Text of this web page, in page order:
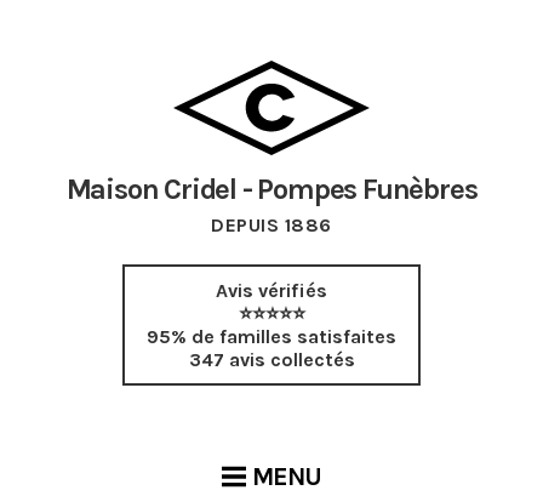
Maison Cridel - Pompes Funèbres
DEPUIS 1886
Avis vérifiés
⭐⭐⭐⭐⭐
95% de familles satisfaites
347 avis collectés
MENU